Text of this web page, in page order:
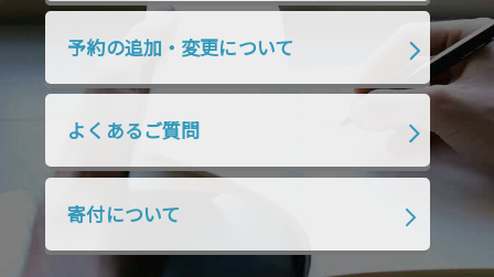
2019年4月
2018年7月 2018年6月
2018年4月 2018年3月 2018年2月
2018年1月 2017年12月
2017年10月 2017年9月 2017年8月
予約の追加・変更について
よくあるご質問
寄付について